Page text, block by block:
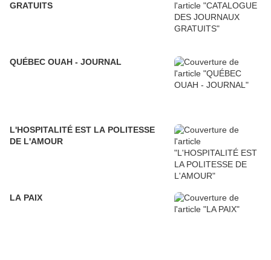
GRATUITS
QUÉBEC OUAH - JOURNAL
L'HOSPITALITÉ EST LA POLITESSE
DE L'AMOUR
LA PAIX